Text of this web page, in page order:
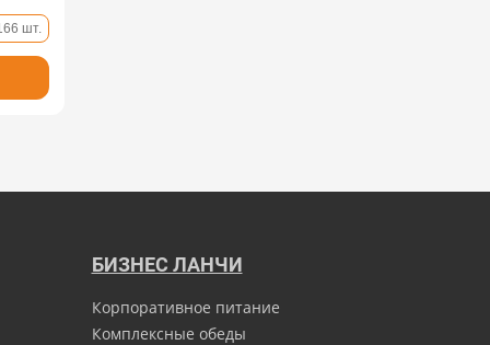
шт.
БИЗНЕС ЛАНЧИ
Корпоративное питание
Комплексные обеды